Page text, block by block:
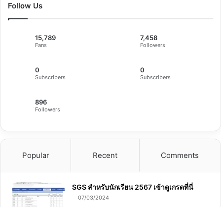
Follow Us
15,789
Fans
7,458
Followers
0
Subscribers
0
Subscribers
896
Followers
Popular Recent Comments
SGS สําหรับนักเรียน 2567 เข้าดูเกรดที่นี่
07/03/2024